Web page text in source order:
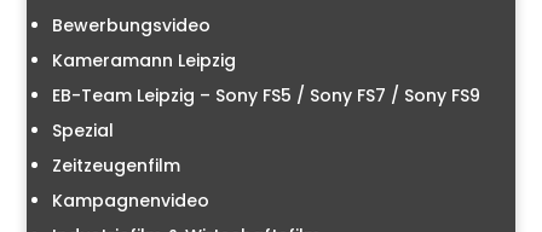
Bewerbungsvideo
Kameramann Leipzig
EB-Team Leipzig – Sony FS5 / Sony FS7 / Sony FS9
Spezial
Zeitzeugenfilm
Kampagnenvideo